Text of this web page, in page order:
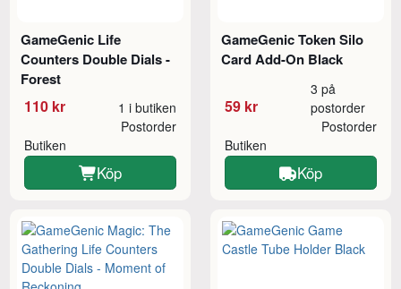
GameGenic Life
Counters Double Dials -
Forest
110 kr 1 i butiken
Butiken
Postorder
Köp
GameGenic Token Silo
Card Add-On Black
59 kr
3 på
postorder
Butiken
Postorder
Köp